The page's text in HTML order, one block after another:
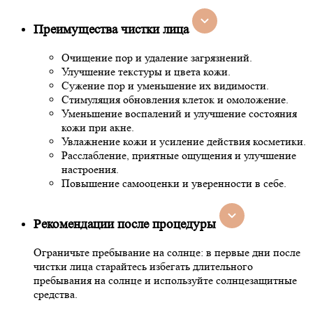
Преимущества чистки лица
Очищение пор и удаление загрязнений.
Улучшение текстуры и цвета кожи.
Сужение пор и уменьшение их видимости.
Стимуляция обновления клеток и омоложение.
Уменьшение воспалений и улучшение состояния
кожи при акне.
Увлажнение кожи и усиление действия косметики.
Расслабление, приятные ощущения и улучшение
настроения.
Повышение самооценки и уверенности в себе.
Рекомендации после процедуры
Ограничьте пребывание на солнце: в первые дни после
чистки лица старайтесь избегать длительного
пребывания на солнце и используйте солнцезащитные
средства.